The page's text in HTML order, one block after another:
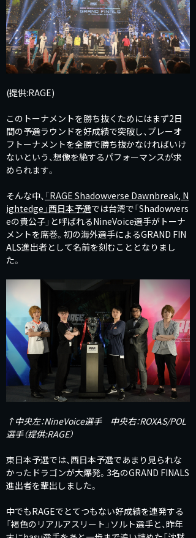
(提供:RAGE)
このトーナメントを勝ち抜くためにはまず2日
間の予選ラウンドを好成績で突破し、プレーオ
フトーナメントを全勝で勝ち抜かなければいけ
ないという、想像を絶するパフォーマンスが求
められます。
そんな中、 「RAGE Shadowverse Dawnbreak, N
ightedge」西日本予選では台湾で「Shadowvers
eの貴公子」と呼ばれるNineVoice選手がトーナ
メントを席巻。初の海外選手によるGRAND FIN
ALS進出者として名前を刻むこととなりまし
た。
↑中央左：NineVoice選手 中央右：ROXAS/POL
選手（提供:RAGE）
東日本予選では、西日本予選であまり見られな
かったドラゴンが大爆発。3名のGRAND FINALS
進出者を輩出しました。
中でもRAGEでとてつもない好成績を連発する
「褐色のリアルアスリート」ソルト選手と、昨年